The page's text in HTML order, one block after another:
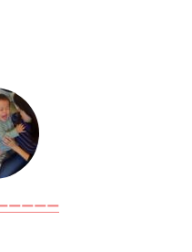
ーーーー